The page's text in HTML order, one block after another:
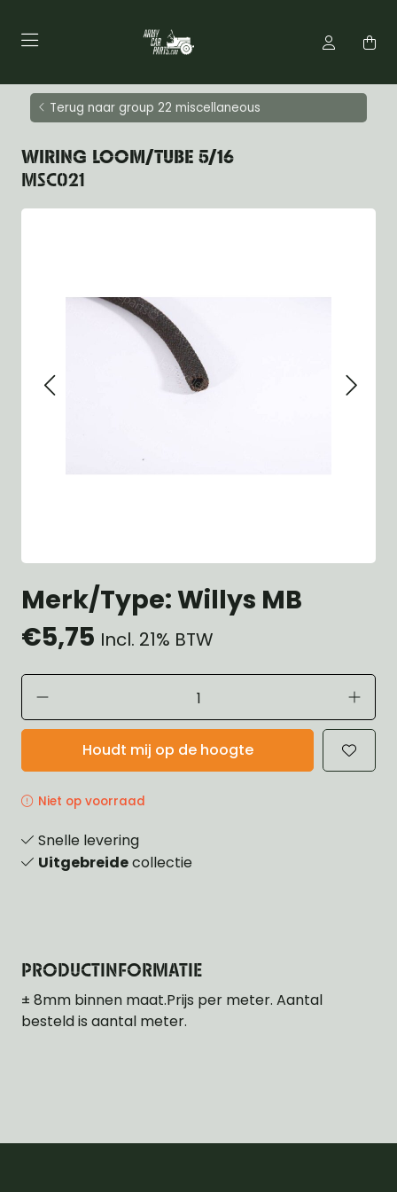
Terug naar group 22 miscellaneous
WIRING LOOM/TUBE 5/16
MSC021
Merk/Type: Willys MB
€5,75 Incl. 21% BTW
Houdt mij op de hoogte
Niet op voorraad
Snelle levering
Uitgebreidecollectie
PRODUCTINFORMATIE
± 8mm binnen maat.Prijs per meter. Aantal
besteld is aantal meter.